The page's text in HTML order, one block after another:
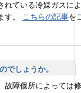
れている冷媒ガスに
す。 こちらの記事を
でしょうか。
故障個所によっては